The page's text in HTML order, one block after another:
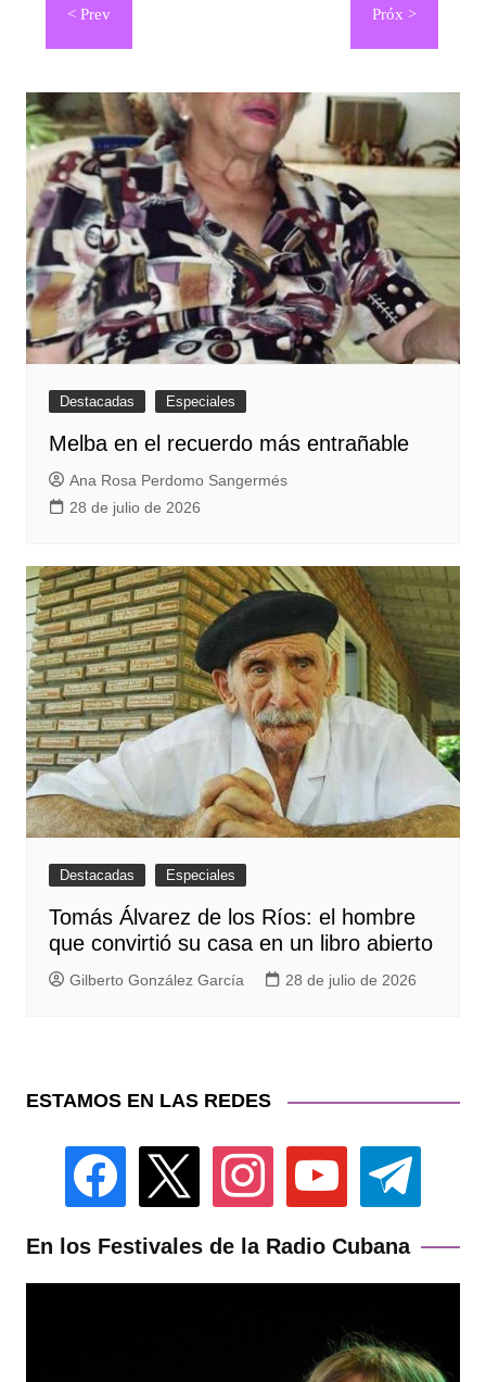
entradas
Destacadas Especiales
Melba en el recuerdo más entrañable
Ana Rosa Perdomo Sangermés
28 de julio de 2026
Destacadas Especiales
Tomás Álvarez de los Ríos: el hombre
que convirtió su casa en un libro abierto
Gilberto González García 28 de julio de 2026
ESTAMOS EN LAS REDES
facebook instagram youtube telegram
En los Festivales de la Radio Cubana